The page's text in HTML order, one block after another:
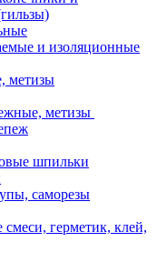
и изоляционные
метизы
метизы
шпильки
саморезы
герметик, клей,